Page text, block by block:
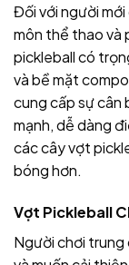
Đối với người mới
môn thể thao và
pickleball có
và bề mặt
cung cấp sự cân
mạnh, dễ dàng
các cây vợt
bóng hơn.
Vợt Pickleball
Người chơi trung